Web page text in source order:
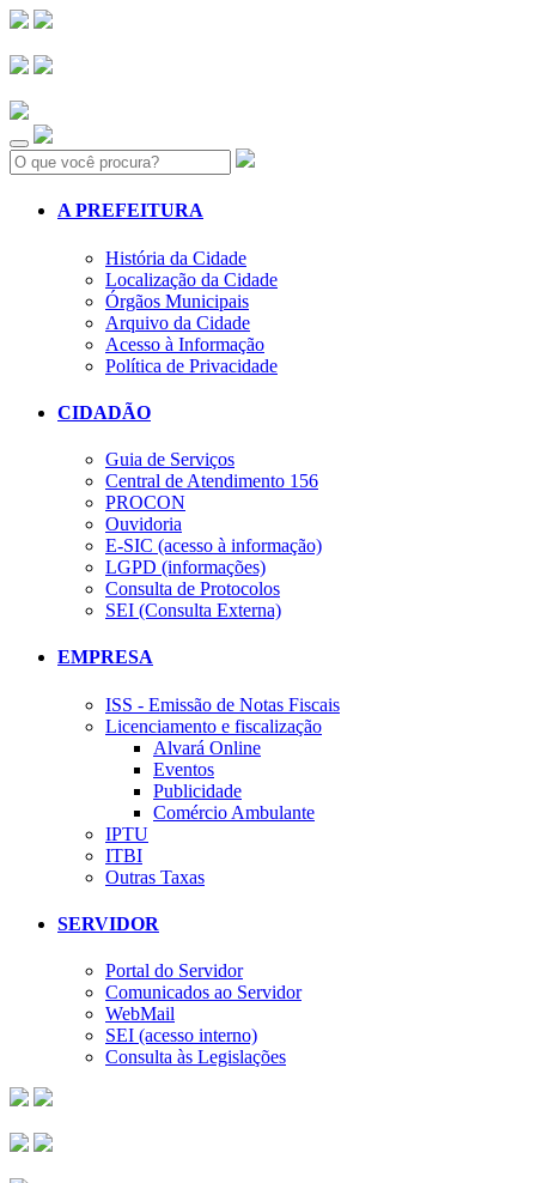
Search:
A PREFEITURA
História da Cidade
Localização da Cidade
Órgãos Municipais
Arquivo da Cidade
Acesso à Informação
Política de Privacidade
CIDADÃO
Guia de Serviços
Central de Atendimento 156
PROCON
Ouvidoria
E-SIC (acesso à informação)
LGPD (informações)
Consulta de Protocolos
SEI (Consulta Externa)
EMPRESA
ISS - Emissão de Notas Fiscais
Licenciamento e fiscalização
Alvará Online
Eventos
Publicidade
Comércio Ambulante
IPTU
ITBI
Outras Taxas
SERVIDOR
Portal do Servidor
Comunicados ao Servidor
WebMail
SEI (acesso interno)
Consulta às Legislações